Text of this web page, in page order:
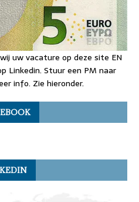
uw vacature op deze site EN
Linkedin. Stuur een PM naar
info. Zie hieronder.